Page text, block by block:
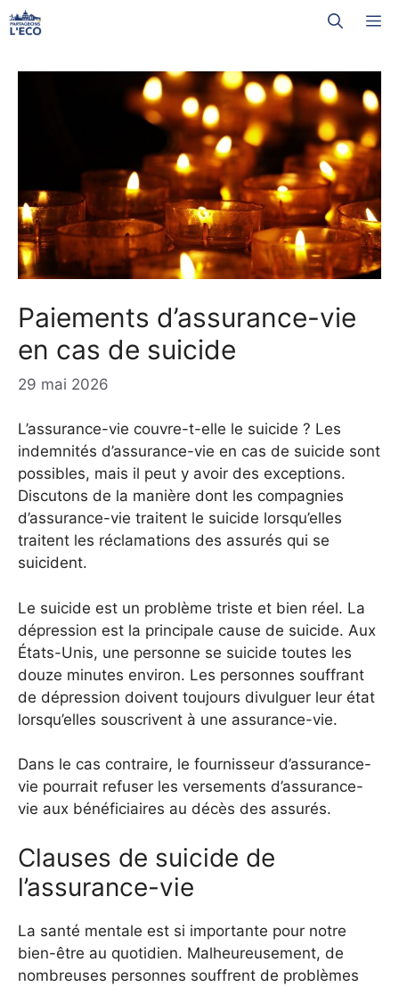
Aller
au
Paiements d’assurance-vie
en cas de suicide
29 mai 2026
L’assurance-vie couvre-t-elle le suicide ? Les
indemnités d’assurance-vie en cas de suicide sont
possibles, mais il peut y avoir des exceptions.
Discutons de la manière dont les compagnies
d’assurance-vie traitent le suicide lorsqu’elles
traitent les réclamations des assurés qui se
suicident.
Le suicide est un problème triste et bien réel. La
dépression est la principale cause de suicide. Aux
États-Unis, une personne se suicide toutes les
douze minutes environ. Les personnes souffrant
de dépression doivent toujours divulguer leur état
lorsqu’elles souscrivent à une assurance-vie.
Dans le cas contraire, le fournisseur d’assurance-
vie pourrait refuser les versements d’assurance-
vie aux bénéficiaires au décès des assurés.
Clauses de suicide de
l’assurance-vie
La santé mentale est si importante pour notre
bien-être au quotidien. Malheureusement, de
nombreuses personnes souffrent de problèmes